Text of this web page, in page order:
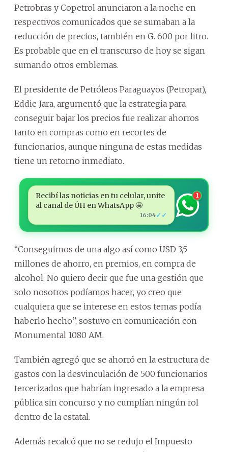
Petrobras y Copetrol anunciaron a la noche en
respectivos comunicados que se sumaban a la
reducción de precios, también en G. 600 por litro.
Es probable que en el transcurso de hoy se sigan
sumando otros emblemas.
El presidente de Petróleos Paraguayos (Petropar),
Eddie Jara, argumentó que la estrategia para
conseguir bajar los precios fue realizar ahorros
tanto en compras como en recortes de
funcionarios, aunque ninguna de estas medidas
tiene un retorno inmediato.
Recibí las noticias en tu celular, unite
al canal de ÚH en WhatsApp 🤩
16:04✓✓
1
“Conseguimos de una algo así como USD 3,5
millones de ahorro, en premios, en compra de
alcohol. No quiero decir que fue una gestión que
solo nosotros podíamos hacer, yo creo que
cualquiera que se interese en estos temas podía
haberlo hecho”, sostuvo en comunicación con
Monumental 1080 AM.
También agregó que se ahorró en la estructura de
gastos con la desvinculación de 500 funcionarios
tercerizados que habrían ingresado a la empresa
pública sin concurso y no cumplían ningún rol
dentro de la estatal.
Además recalcó que no se redujo el Impuesto